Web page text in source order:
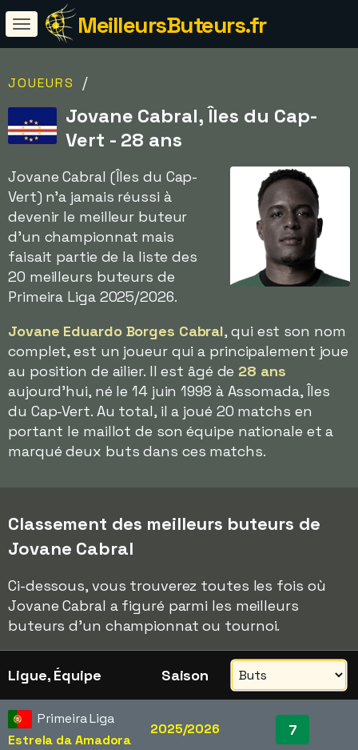
MeilleursButeurs.fr
JOUEURS /
Jovane Cabral, Îles du Cap-
Vert - 28 ans
Jovane Cabral (Îles du Cap-
Vert) n'a jamais réussi à
devenir le meilleur buteur
d'un championnat mais
faisait partie de la liste des
20 meilleurs buteurs de
Primeira Liga 2025/2026.
Jovane Eduardo Borges Cabral, qui est son nom
complet, est un joueur qui a principalement joue
au position de ailier. Il est âgé de 28 ans
aujourd'hui, né le 14 juin 1998 à Assomada, Îles
du Cap-Vert. Au total, il a joué 20 matchs en
portant le maillot de son équipe nationale et a
marqué deux buts dans ces matchs.
Classement des meilleurs buteurs de
Jovane Cabral
Ci-dessous, vous trouverez toutes les fois où
Jovane Cabral a figuré parmi les meilleurs
buteurs d'un championnat ou tournoi.
Ligue, Équipe Saison
Primeira Liga
Estrela da Amadora
2025/2026 7